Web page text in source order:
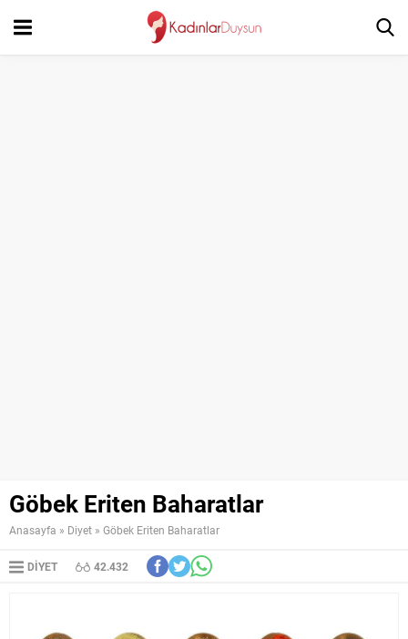
Göbek Eriten Baharatlar
Anasayfa » Diyet » Göbek Eriten Baharatlar
DIYET 42.432